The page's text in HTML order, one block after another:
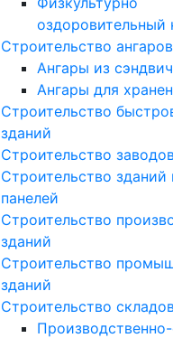
оздоровительный
Строительство ангаров
Ангары из
Ангары для
Строительство
зданий
Строительство
Строительство зданий
панелей
Строительство
зданий
Строительство
зданий
Строительство